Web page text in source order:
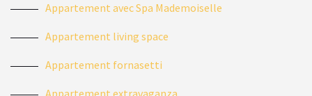
Appartement avec Spa Mademoiselle
Appartement living space
Appartement fornasetti